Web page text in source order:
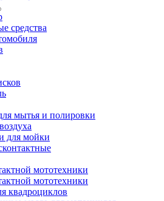
средства
мытья и полировки
для мойки
мототехники
мототехники
квадроциклов